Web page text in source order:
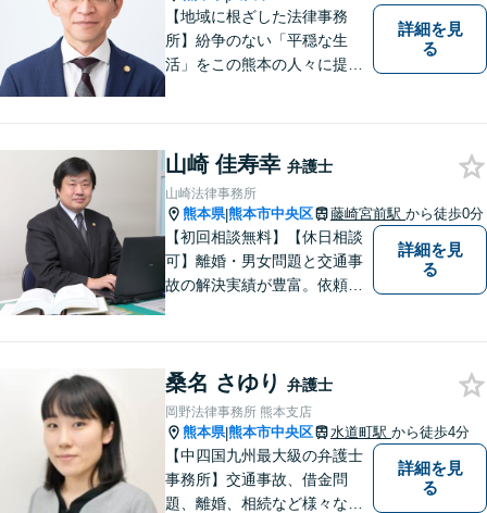
【地域に根ざした法律事務
所】紛争のない「平穏な生
活」をこの熊本の人々に提供
の人たちに紛争のない「平穏
な生活」を提供するという志
を持って日々の仕事に取り組
んでまいります。
詳細を見
る
山崎 佳寿幸 弁護士
山崎法律事務所
熊本県|熊本市中央区 藤崎宮前駅 から徒歩0分
【初回相談無料】【休日相談
可】離婚・男女問題と交通事
故の解決実績が豊富。依頼者
ださい。【熊本市中心部】地
域に密着した町医者みたいな
弁護士です。
詳細を見
る
桑名 さゆり 弁護士
岡野法律事務所 熊本支店
熊本県|熊本市中央区 水道町駅 から徒歩4分
【中四国九州最大級の弁護士
事務所】交通事故、借金問
題、離婚、相続など様々な問
詳細を見
る